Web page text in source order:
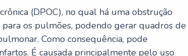
(DPOC), no qual há uma obstrução
os pulmões, podendo gerar quadros de
Como consequência, pode
É causada principalmente pelo uso